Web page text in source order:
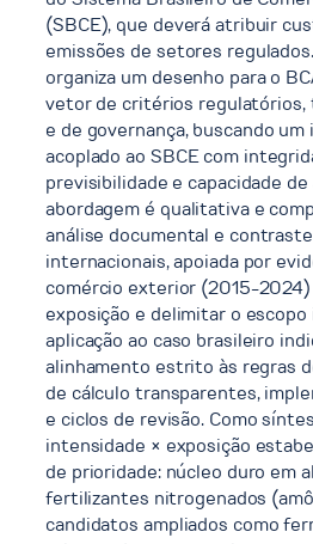
(SBCE), que deverá atribuir
emissões de setores
organiza um desenho para o
vetor de critérios regulatórios,
e de governança, buscando
acoplado ao SBCE com
previsibilidade e capacidade de
abordagem é qualitativa e
análise documental e
internacionais, apoiada por
comércio exterior (2015-
exposição e delimitar o escopo
aplicação ao caso brasileiro
alinhamento estrito às regras
de cálculo transparentes,
e ciclos de revisão. Como
intensidade × exposição
de prioridade: núcleo duro em
fertilizantes nitrogenados
candidatos ampliados como